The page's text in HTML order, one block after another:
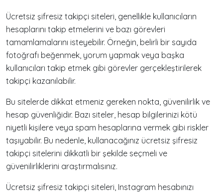
Ücretsiz şifresiz takipçi siteleri, genellikle kullanıcıların
hesaplarını takip etmelerini ve bazı görevleri
tamamlamalarını isteyebilir. Örneğin, belirli bir sayıda
fotoğrafı beğenmek, yorum yapmak veya başka
kullanıcıları takip etmek gibi görevler gerçekleştirilerek
takipçi kazanılabilir.
Bu sitelerde dikkat etmeniz gereken nokta, güvenilirlik ve
hesap güvenliğidir. Bazı siteler, hesap bilgilerinizi kötü
niyetli kişilere veya spam hesaplarına vermek gibi riskler
taşıyabilir. Bu nedenle, kullanacağınız ücretsiz şifresiz
takipçi sitelerini dikkatli bir şekilde seçmeli ve
güvenilirliklerini araştırmalısınız.
Ücretsiz şifresiz takipçi siteleri, Instagram hesabınızı